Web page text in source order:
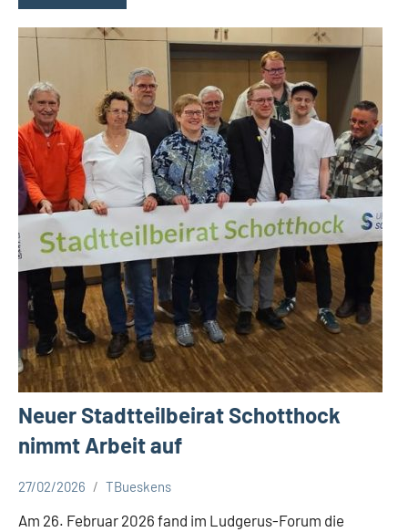
Neuer Stadtteilbeirat Schotthock
nimmt Arbeit auf
27/02/2026 TBueskens
Am 26. Februar 2026 fand im Ludgerus-Forum die